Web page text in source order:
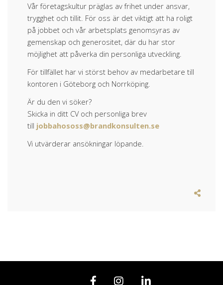
Vår företagskultur präglas av frihet under ansvar,
trygghet och tillit. För oss är det viktigt att ha roligt
på jobbet och vår arbetsplats genomsyras av
gemenskap och generositet, där du har stor
möjlighet att påverka din personliga utveckling.
För tillfället har vi störst behov av medarbetare till
kontoren i Göteborg och Norrköping.
Är du den vi söker?
Skicka in ditt CV och personliga brev
till jobbahososs@brandkonsulten.se
Vi utvärderar ansökningar löpande.